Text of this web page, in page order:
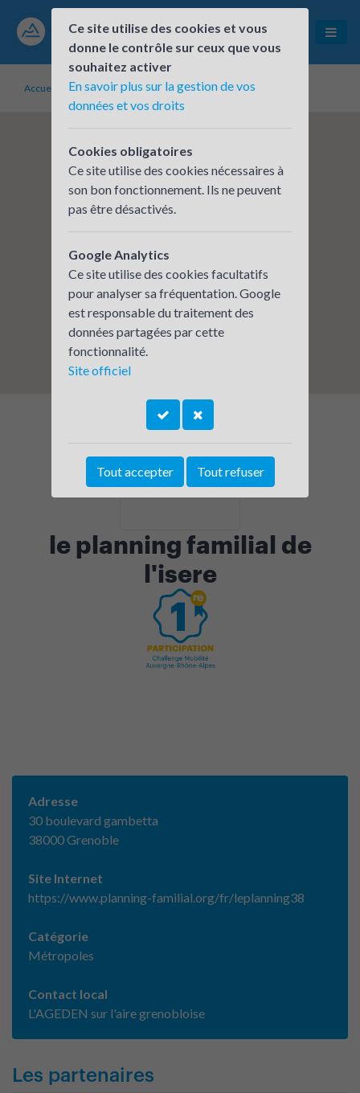
Accueil Établissements inscrits le planning familial de l'isere
le planning familial de
l'isere
Adresse
30 boulevard gambetta
38000 Grenoble
Site Internet
https://www.planning-familial.org/fr/leplanning38
Catégorie
Métropoles
Contact local
L'AGEDEN sur l'aire grenobloise
Les partenaires
Ce site utilise des cookies et vous
donne le contrôle sur ceux que vous
souhaitez activer
En savoir plus sur la gestion de vos
données et vos droits
Cookies obligatoires
Ce site utilise des cookies nécessaires à
son bon fonctionnement. Ils ne peuvent
pas être désactivés.
Google Analytics
Ce site utilise des cookies facultatifs
pour analyser sa fréquentation. Google
est responsable du traitement des
données partagées par cette
fonctionnalité.
Site officiel
Tout accepter Tout refuser